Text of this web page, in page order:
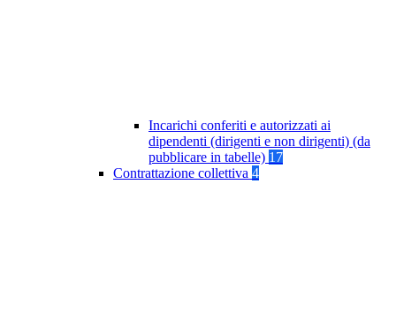
Incarichi conferiti e autorizzati ai
dipendenti (dirigenti e non dirigenti) (da
pubblicare in tabelle) 17
Contrattazione collettiva 4